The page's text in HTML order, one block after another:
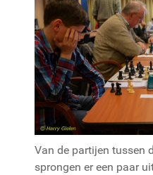
Van de partijen tussen
sprongen er een paar